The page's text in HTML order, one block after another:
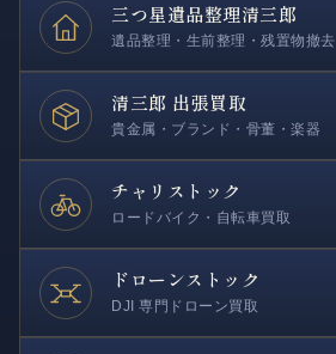
三つ星遺品整理清三郎
遺品整理・生前整理・残置物撤去
清三郎 出張買取
貴金属・ブランド・骨董・楽器
チャリストック
ロードバイク・自転車買取
ドローンストック
DJI 専門ドローン買取